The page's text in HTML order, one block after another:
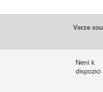
Verze
Není k
dispozici